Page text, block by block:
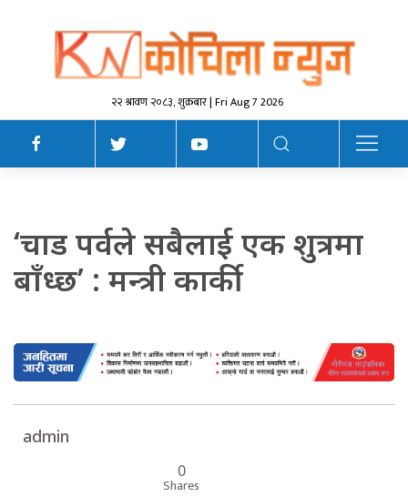
२२ श्रावण २०८३, शुक्रबार | Fri Aug 7 2026
‘चाड पर्वले सबैलाई एक शुत्रमा
बाँध्छ’ : मन्त्री कार्की
admin
0
Shares